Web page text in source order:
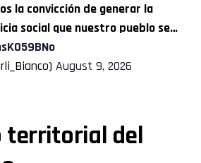
la convicción de generar la
social que nuestro pueblo se…
August 9, 2026
territorial del